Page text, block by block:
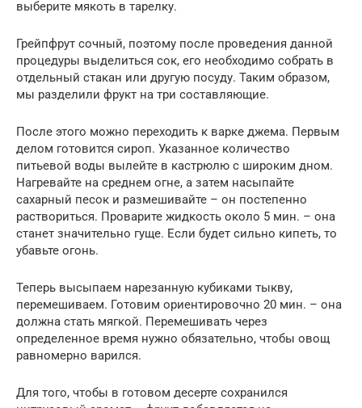
выберите мякоть в тарелку.
Грейпфрут сочный, поэтому после проведения данной
процедуры выделиться сок, его необходимо собрать в
отдельный стакан или другую посуду. Таким образом,
мы разделили фрукт на три составляющие.
После этого можно переходить к варке джема. Первым
делом готовится сироп. Указанное количество
питьевой воды вылейте в кастрюлю с широким дном.
Нагревайте на среднем огне, а затем насыпайте
сахарный песок и размешивайте – он постепенно
раствориться. Проварите жидкость около 5 мин. – она
станет значительно гуще. Если будет сильно кипеть, то
убавьте огонь.
Теперь высыпаем нарезанную кубиками тыкву,
перемешиваем. Готовим ориентировочно 20 мин. – она
должна стать мягкой. Перемешивать через
определенное время нужно обязательно, чтобы овощ
равномерно варился.
Для того, чтобы в готовом десерте сохранился